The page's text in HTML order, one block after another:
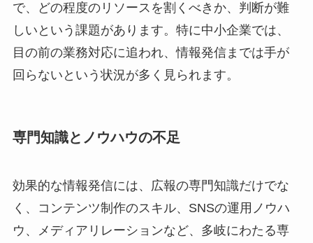
で、どの程度のリソースを割くべきか、判断が難
しいという課題があります。特に中小企業では、
目の前の業務対応に追われ、情報発信までは手が
回らないという状況が多く見られます。
専門知識とノウハウの不足
効果的な情報発信には、広報の専門知識だけでな
く、コンテンツ制作のスキル、SNSの運用ノウハ
ウ、メディアリレーションなど、多岐にわたる専